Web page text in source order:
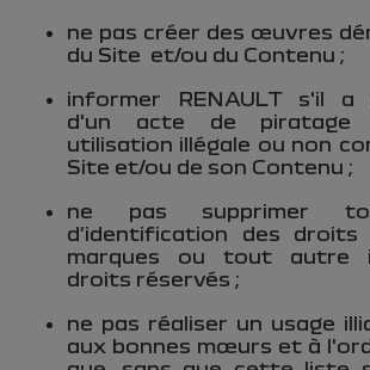
ne pas créer des œuvres
du Site et/ou du Contenu ;
informer RENAULT s'il a
d'un acte de piratage
utilisation illégale ou non
Site et/ou de son Contenu ;
ne pas supprimer
d’identification des droits
marques ou tout autre
droits réservés ;
ne pas réaliser un usage
aux bonnes mœurs et à